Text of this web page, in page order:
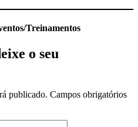
Treinamentos
o seu
publicado. Campos obrigatórios